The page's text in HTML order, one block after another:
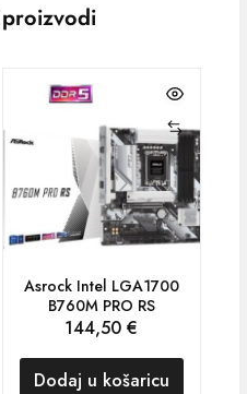
Asrock Intel LGA1700
B760M PRO RS
144,50€
Dodaj u košaricu